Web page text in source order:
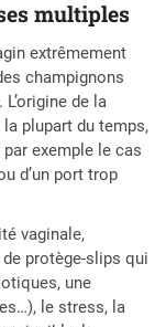
multiples
extrêmement
champignons
. L’origine de la
plupart du temps,
exemple le cas
d’un port trop
vaginale,
protège-slips qui
une
le stress, la